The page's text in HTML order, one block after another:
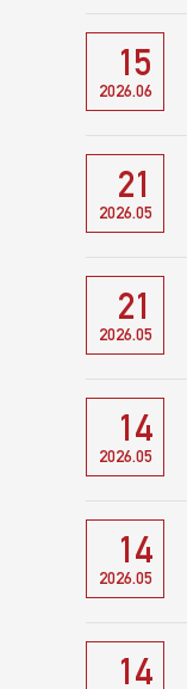
15
2026.06
21
2026.05
21
2026.05
14
2026.05
14
2026.05
14